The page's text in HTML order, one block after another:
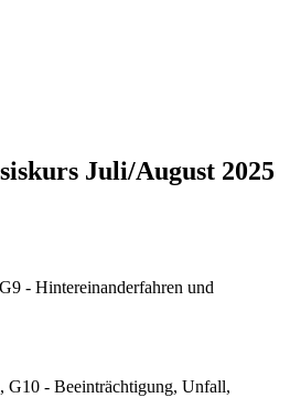
Juli/August 2025
- Hintereinanderfahren und
G10 - Beeinträchtigung, Unfall,